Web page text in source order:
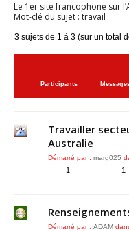
Le 1er site francophone sur
Mot-clé du sujet : travail
3 sujets de 1 à 3 (sur un total
Participants
Travailler
Australie
Démarré par : marg025
1 1
Démarré par : ADAM